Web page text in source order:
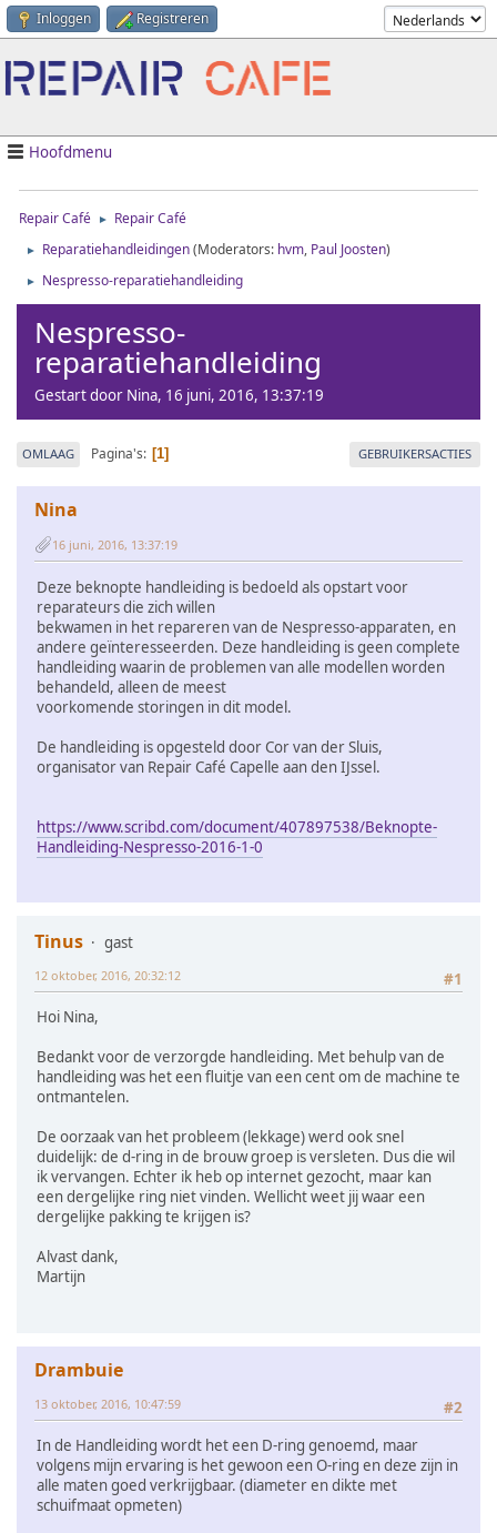
Inloggen Registreren
Hoofdmenu
Repair Café ► Repair Café
► Reparatiehandleidingen(Moderators: hvm, Paul Joosten)
► Nespresso-reparatiehandleiding
Nespresso-
reparatiehandleiding
Gestart door Nina, 16 juni, 2016, 13:37:19
OMLAAG Pagina's 1 GEBRUIKERSACTIES
Nina
16 juni, 2016, 13:37:19
Deze beknopte handleiding is bedoeld als opstart voor
reparateurs die zich willen
bekwamen in het repareren van de Nespresso-apparaten, en
andere geïnteresseerden. Deze handleiding is geen complete
handleiding waarin de problemen van alle modellen worden
behandeld, alleen de meest
voorkomende storingen in dit model.
De handleiding is opgesteld door Cor van der Sluis,
organisator van Repair Café Capelle aan den IJssel.
https://www.scribd.com/document/407897538/Beknopte-
Handleiding-Nespresso-2016-1-0
Tinus
gast
#1
12 oktober, 2016, 20:32:12
Hoi Nina,
Bedankt voor de verzorgde handleiding. Met behulp van de
handleiding was het een fluitje van een cent om de machine te
ontmantelen.
De oorzaak van het probleem (lekkage) werd ook snel
duidelijk: de d-ring in de brouw groep is versleten. Dus die wil
ik vervangen. Echter ik heb op internet gezocht, maar kan
een dergelijke ring niet vinden. Wellicht weet jij waar een
dergelijke pakking te krijgen is?
Alvast dank,
Martijn
Drambuie
#2
13 oktober, 2016, 10:47:59
In de Handleiding wordt het een D-ring genoemd, maar
volgens mijn ervaring is het gewoon een O-ring en deze zijn in
alle maten goed verkrijgbaar. (diameter en dikte met
schuifmaat opmeten)